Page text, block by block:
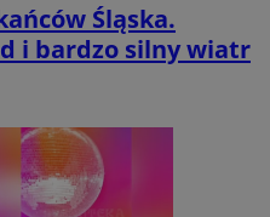
Śląska.
i bardzo silny wiatr